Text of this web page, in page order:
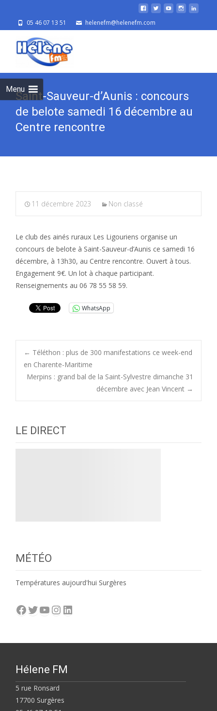
05 46 07 13 51 helenefm@helenefm.com
Menu
Saint-Sauveur-d’Aunis : concours
de belote samedi 16 décembre au
Centre rencontre
11 décembre 2023 Non classé
Le club des ainés ruraux Les Ligouriens organise un
concours de belote à Saint-Sauveur-d’Aunis ce samedi 16
décembre, à 13h30, au Centre rencontre. Ouvert à tous.
Engagement 9€. Un lot à chaque participant.
Renseignements au 06 78 55 58 59.
WhatsApp
Post
navigation
← Téléthon : plus de 300 manifestations ce week-end
en Charente-Maritime
Merpins : grand bal de la Saint-Sylvestre dimanche 31
décembre avec Jean Vincent →
LE DIRECT
MÉTÉO
Températures aujourd'hui Surgères
Facebook
Twitter
YouTube
Instagram
LinkedIn
Hélene FM
5 rue Ronsard
17700 Surgères